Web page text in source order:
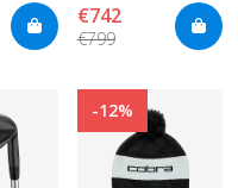
€742
€799
-12%